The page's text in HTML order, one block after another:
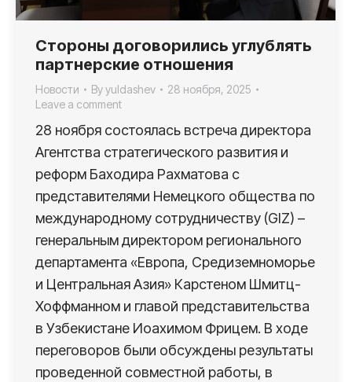
Стороны договорились углублять
партнерские отношения
Новости Byyuldashev
28 ноября, 2025
Leave a comment
28 ноября состоялась встреча директора
Агентства стратегического развития и
реформ Баходира Рахматова с
представителями Немецкого общества по
международному сотрудничеству (GIZ) –
генеральным директором регионального
департамента «Европа, Средиземноморье
и Центральная Азия» Карстеном Шмитц-
Хоффманном и главой представительства
в Узбекистане Иоахимом Фрицем. В ходе
переговоров были обсуждены результаты
проведенной совместной работы, в